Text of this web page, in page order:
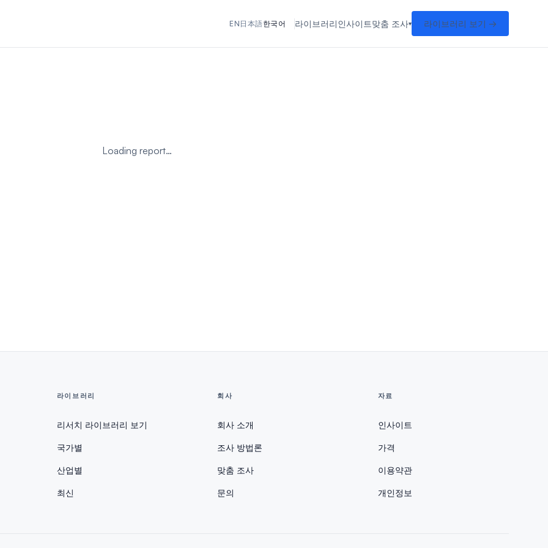
EN 日本語한국어 라이브러리인사이트맞춤 조사 라이브러리 보기 →
Loading report…
라이브러리
리서치 라이브러리 보기
국가별
산업별
최신
회사
회사 소개
조사 방법론
맞춤 조사
문의
자료
인사이트
가격
이용약관
개인정보